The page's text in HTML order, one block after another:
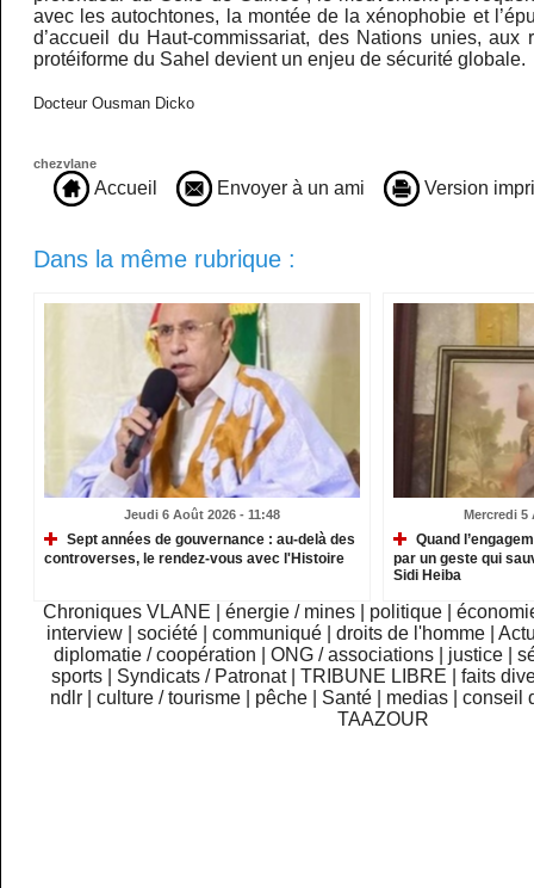
avec les autochtones, la montée de la xénophobie et
d’accueil du Haut-commissariat, des Nations unies, aux
protéiforme du Sahel devient un enjeu de sécurité globale.
Docteur Ousman Dicko
chezvlane
Accueil Envoyer à un ami Version
Dans la même rubrique :
Jeudi 6 Août 2026 - 11:48
Sept années de gouvernance : au-delà des
controverses, le rendez-vous avec l'Histoire
Mercredi 5
Quand
par un geste qui
Sidi Heiba
Chroniques VLANE énergie / mines politique
interview
|société |communiqué |droits de l'homme |
diplomatie / coopération
ONG / associations justice
sports
Syndicats / Patronat TRIBUNE LIBRE
faits
ndlr
|culture / tourisme pêche Santé medias |conseil
TAAZOUR